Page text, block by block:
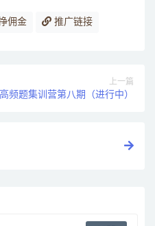
佣金 推广链接
上一篇
频题集训营第八期（进行中）